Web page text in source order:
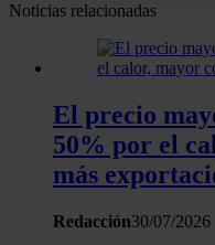
momento en la
Las cookies de este
contenido y los
analizar el tráfico.
uso que haga del sitio
sociales, publicidad y
Noticias relacionadas
El precio
50% por el
más
Redacción30/07/2026